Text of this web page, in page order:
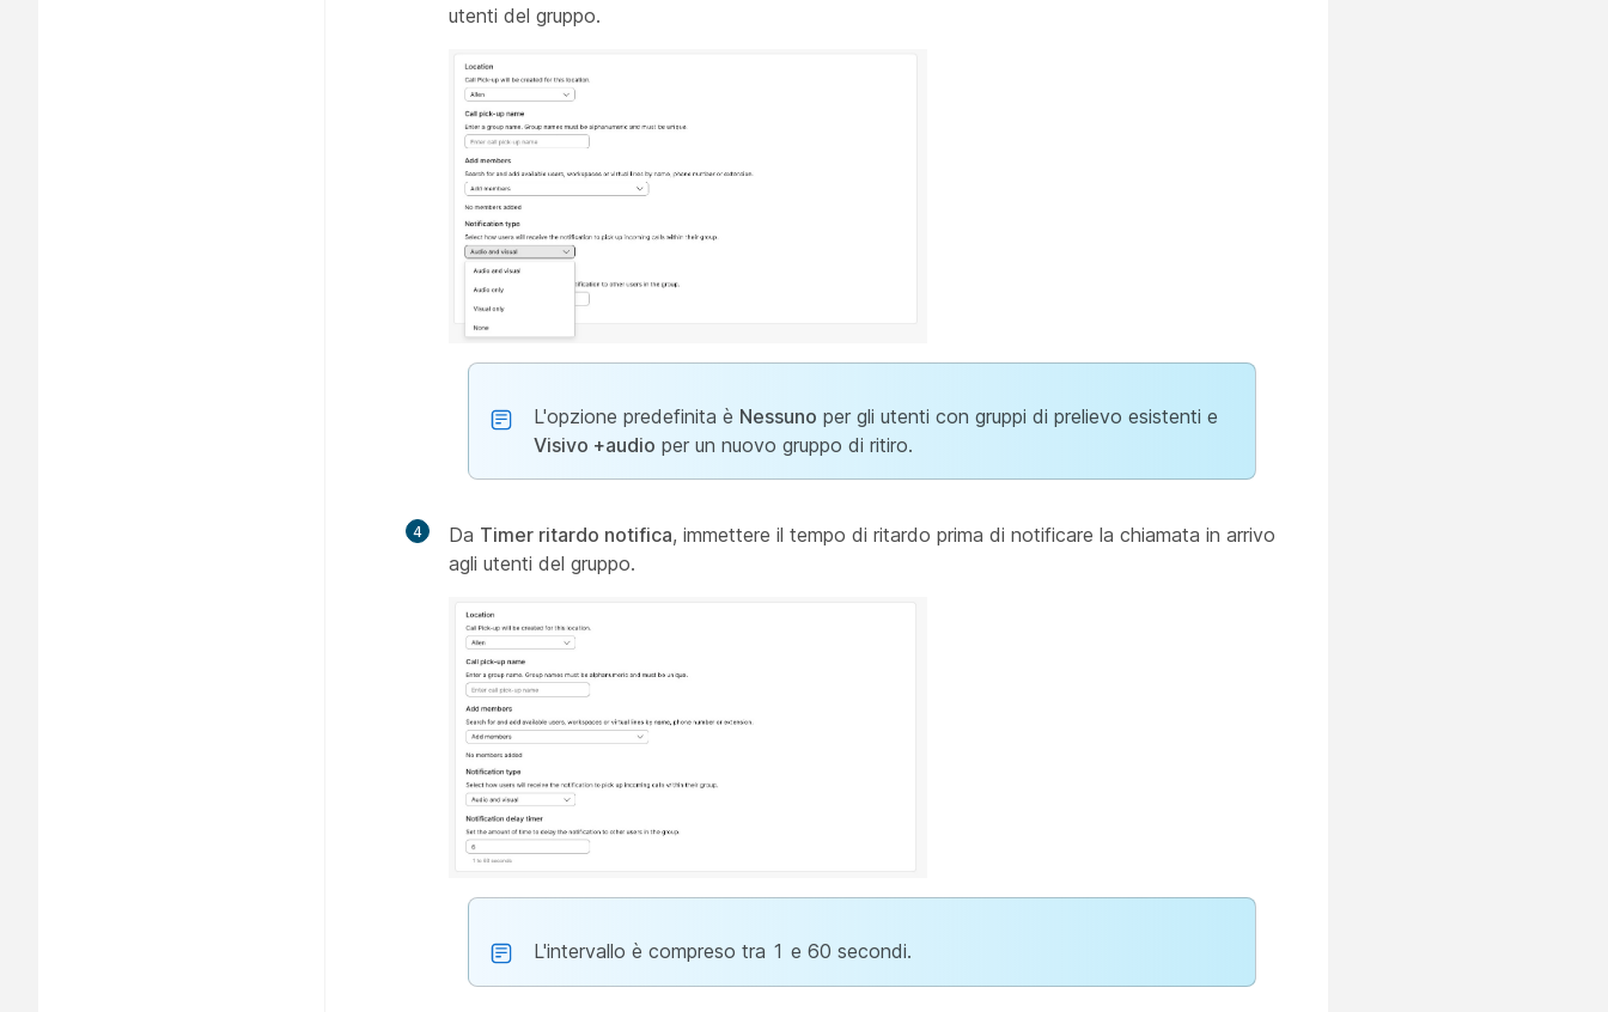
utenti del gruppo.
L'opzione predefinita è Nessuno per gli utenti con gruppi di prelievo esistenti e
Visivo +audio per un nuovo gruppo di ritiro.
4 Da Timer ritardo notifica, immettere il tempo di ritardo prima di notificare la chiamata in arrivo
agli utenti del gruppo.
L'intervallo è compreso tra 1 e 60 secondi.